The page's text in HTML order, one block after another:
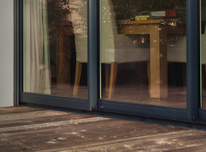
d'achat - Assistance
et service réactif avec
17